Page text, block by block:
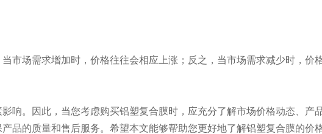
市场需求增加时，价格往往会相应上涨；反之，当市场需求减少时，价
响。因此，当您考虑购买铝塑复合膜时，应充分了解市场价格动态、产
品的质量和售后服务。希望本文能够帮助您更好地了解铝塑复合膜的价